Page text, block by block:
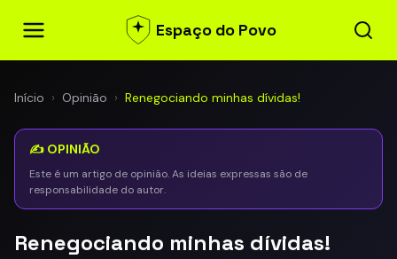
Espaço do Povo
Início › Opinião › Renegociando minhas dívidas!
✍️ OPINIÃO
Este é um artigo de opinião. As ideias expressas são de
responsabilidade do autor.
Renegociando minhas dívidas!